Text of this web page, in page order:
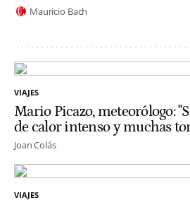
Mauricio Bach
VIAJES
Mario Picazo, meteorólogo:
de calor intenso y muchas
Joan Colás
VIAJES